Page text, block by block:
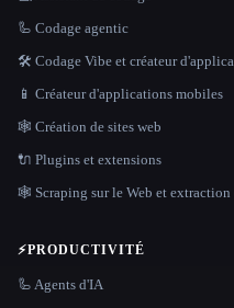
🦾 Codage agentic
🛠️ Codage Vibe et créateur
📱 Créateur d'applications mobiles
🕸 Création de sites web
🔌 Plugins et extensions
🕸️ Scraping sur le Web et extraction
⚡PRODUCTIVITÉ
🦾 Agents d'IA